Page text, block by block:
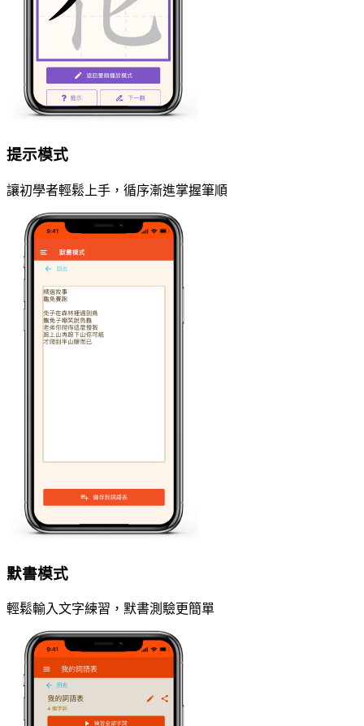
提示模式
讓初學者輕鬆上手，循序漸進掌握筆順
默書模式
輕鬆輸入文字練習，默書測驗更簡單